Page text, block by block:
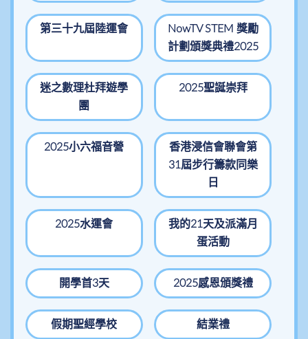
第三十九屆陸運會
NowTV STEM 獎勵
計劃頒獎典禮2025
迷之數理杜拜遊學
團
2025聖誕崇拜
2025小六福音營
香港浸信會聯會第
31屆步行籌款同樂
日
2025水運會
我的21天及派滿月
蛋活動
開學首3天 2025感恩頒獎禮
假期聖經學校 結業禮